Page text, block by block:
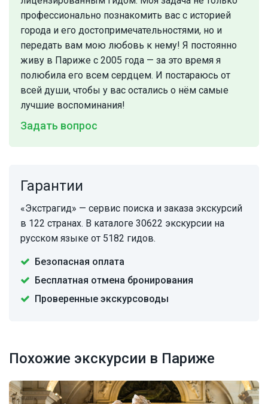
профессионально познакомить вас с историей
города и его достопримечательностями, но и
передать вам мою любовь к нему! Я постоянно
живу в Париже с 2005 года — за это время я
полюбила его всем сердцем. И постараюсь от
всей души, чтобы у вас остались о нём самые
лучшие воспоминания!
Задать вопрос
Гарантии
«Экстрагид» — сервис поиска и заказа экскурсий
в 122 странах. В каталоге 30622 экскурсии на
русском языке от 5182 гидов.
Безопасная оплата
Бесплатная отмена бронирования
Проверенные экскурсоводы
Похожие экскурсии в Париже